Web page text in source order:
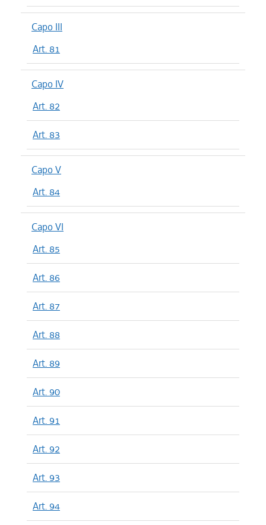
Capo III
Art. 81
Capo IV
Art. 82
Art. 83
Capo V
Art. 84
Capo VI
Art. 85
Art. 86
Art. 87
Art. 88
Art. 89
Art. 90
Art. 91
Art. 92
Art. 93
Art. 94